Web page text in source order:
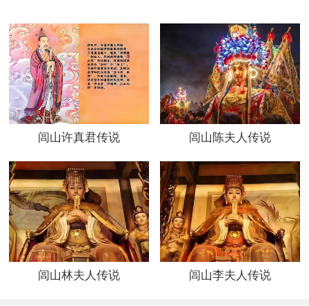
闾山许真君传说 闾山陈夫人传说
闾山林夫人传说 闾山李夫人传说